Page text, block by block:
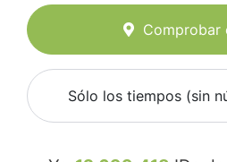
Comprobar
Sólo los tiempos (sin